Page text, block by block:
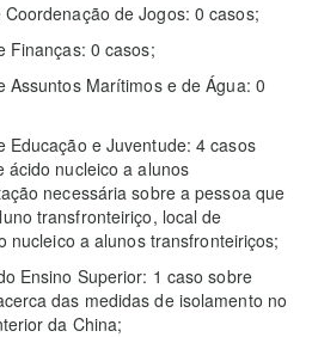
de Jogos: 0 casos;
Finanças: 0 casos;
Assuntos Marítimos e de Água: 0
Educação e Juventude: 4 casos
ácido nucleico a alunos
necessária sobre a pessoa que
transfronteiriço, local de
nucleico a alunos transfronteiriços;
Ensino Superior: 1 caso sobre
das medidas de isolamento no
da China;